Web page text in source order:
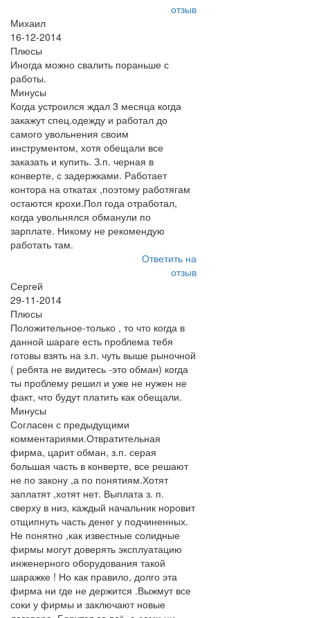
отзыв
Михаил
16-12-2014
Плюсы
Иногда можно свалить пораньше с
работы.
Минусы
Когда устроился ждал 3 месяца когда
закажут спец.одежду и работал до
самого увольнения своим
инструментом, хотя обещали все
заказать и купить. З.п. черная в
конверте, с задержками. Работает
контора на откатах ,поэтому работягам
остаются крохи.Пол года отработал,
когда увольнялся обманули по
зарплате. Никому не рекомендую
работать там.
Ответить на
отзыв
Сергей
29-11-2014
Плюсы
Положительное-только , то что когда в
данной шараге есть проблема тебя
готовы взять на з.п. чуть выше рыночной
( ребята не видитесь -это обман) когда
ты проблему решил и уже не нужен не
факт, что будут платить как обещали.
Минусы
Согласен с предыдущими
комментариями.Отвратительная
фирма, царит обман, з.п. серая
большая часть в конверте, все решают
не по закону ,а по понятиям.Хотят
заплатят ,хотят нет. Выплата з. п.
сверху в низ, каждый начальник норовит
отщипнуть часть денег у подчиненных.
Не понятно ,как известные солидные
фирмы могут доверять эксплуатацию
инженерного оборудования такой
шаражке ! Но как правило, долго эта
фирма ни где не держится .Выжмут все
соки у фирмы и заключают новые